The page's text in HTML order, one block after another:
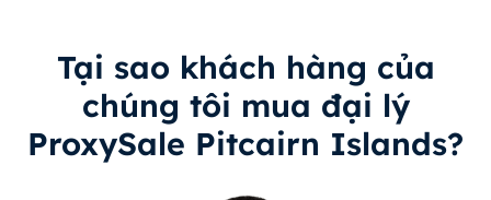
Tại sao khách hàng của
chúng tôi mua đại lý
ProxySale Pitcairn Islands?